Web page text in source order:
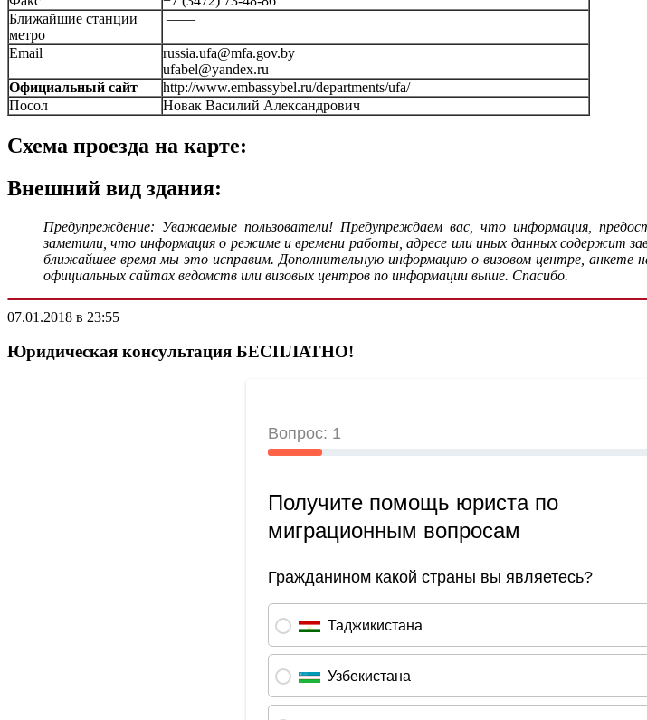
Ближайшие станции
метро
——
Email
russia.ufa@mfa.gov.by
ufabel@yandex.ru
Официальный сайт
http://www.embassybel.ru/departments/ufa/
Посол
Новак Василий Александрович
Схема проезда на карте:
Внешний вид здания:
Предупреждение: Уважаемые пользователи! Предупреждаем вас, что информация,
заметили, что информация о режиме и времени работы, адресе или иных данных содержит
ближайшее время мы это исправим. Дополнительную информацию о визовом центре, анкете
официальных сайтах ведомств или визовых центров по информации выше. Спасибо.
07.01.2018 в 23:55
Юридическая консультация БЕСПЛАТНО!